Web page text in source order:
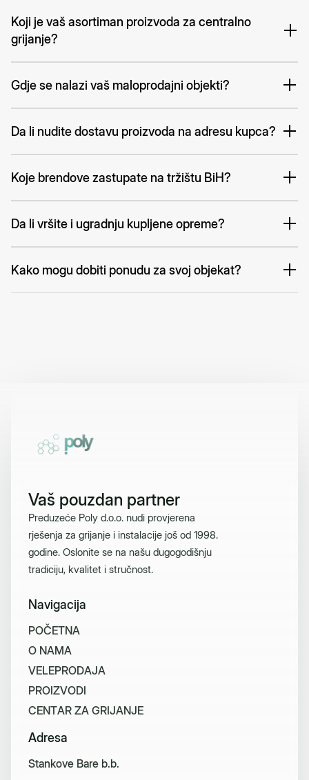
Koji je vaš asortiman proizvoda za centralno
grijanje?
Gdje se nalazi vaš maloprodajni objekti?
Da li nudite dostavu proizvoda na adresu kupca?
Koje brendove zastupate na tržištu BiH?
Da li vršite i ugradnju kupljene opreme?
Kako mogu dobiti ponudu za svoj objekat?
Vaš pouzdan partner
Preduzeće Poly d.o.o. nudi provjerena
rješenja za grijanje i instalacije još od 1998.
godine. Oslonite se na našu dugogodišnju
tradiciju, kvalitet i stručnost.
Navigacija
POČETNA
O NAMA
VELEPRODAJA
PROIZVODI
CENTAR ZA GRIJANJE
Adresa
Stankove Bare b.b.